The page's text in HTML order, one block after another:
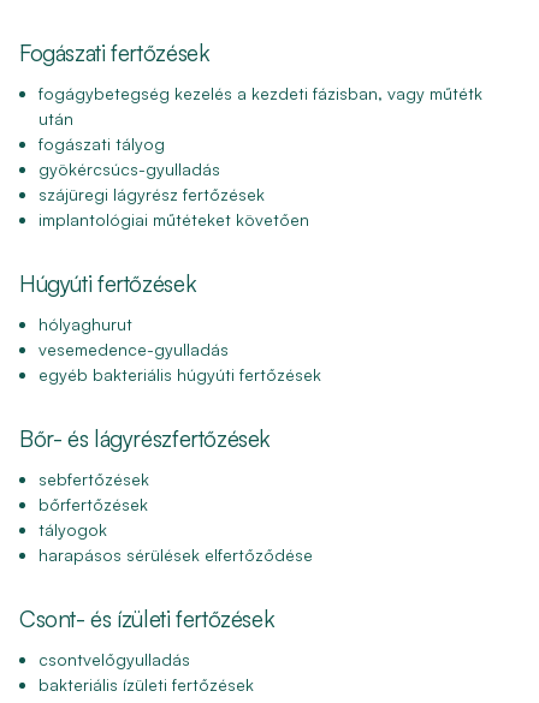
Fogászati fertőzések
fogágybetegség kezelés a kezdeti fázisban, vagy műtétk
után
fogászati tályog
gyökércsúcs-gyulladás
szájüregi lágyrész fertőzések
implantológiai műtéteket követően
Húgyúti fertőzések
hólyaghurut
vesemedence-gyulladás
egyéb bakteriális húgyúti fertőzések
Bőr- és lágyrészfertőzések
sebfertőzések
bőrfertőzések
tályogok
harapásos sérülések elfertőződése
Csont- és ízületi fertőzések
csontvelőgyulladás
bakteriális ízületi fertőzések